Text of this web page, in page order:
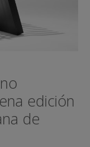
edición
de